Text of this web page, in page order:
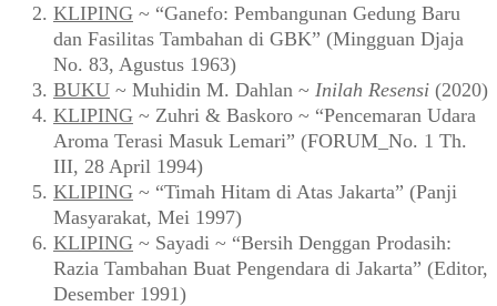
KLIPING ~ “Ganefo: Pembangunan Gedung Baru
dan Fasilitas Tambahan di GBK” (Mingguan Djaja
No. 83, Agustus 1963)
BUKU ~ Muhidin M. Dahlan ~ Inilah Resensi (2020)
KLIPING ~ Zuhri & Baskoro ~ “Pencemaran Udara
Aroma Terasi Masuk Lemari” (FORUM_No. 1 Th.
III, 28 April 1994)
KLIPING ~ “Timah Hitam di Atas Jakarta” (Panji
Masyarakat, Mei 1997)
KLIPING ~ Sayadi ~ “Bersih Denggan Prodasih:
Razia Tambahan Buat Pengendara di Jakarta” (Editor,
Desember 1991)